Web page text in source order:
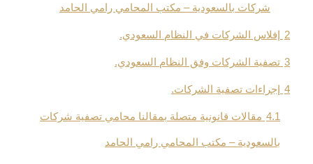
شركات بالسعودية – مكتب المحامي رامي الحامد
2 إفلاس الشركات في النظام السعودي.
3 تصفية الشركات وفق النظام السعودي.
4 إجراءات تصفية الشركات.
4.1 مقالات قانونية متصلة بمقالنا محامي تصفية شركات
بالسعودية – مكتب المحامي رامي الحامد